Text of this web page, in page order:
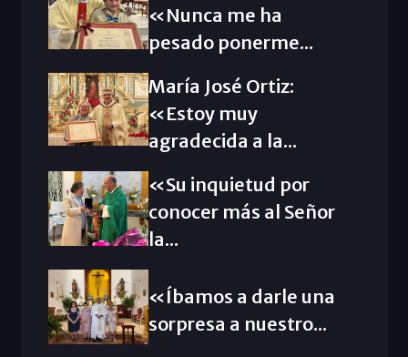
«Nunca me ha
pesado ponerme...
María José Ortiz:
«Estoy muy
agradecida a la...
«Su inquietud por
conocer más al Señor
la...
«Íbamos a darle una
sorpresa a nuestro...